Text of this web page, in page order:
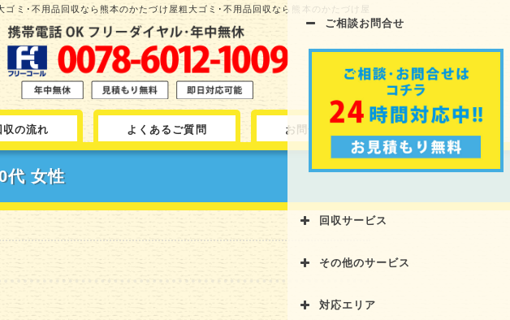
ミ･不用品回収なら熊本のかたづけ屋粗大ゴミ･不用品回収なら熊本のかたづけ屋
収の流れ よくあるご質問 お問合せ
代 女性
ご相談お問合せ
回収サービス
その他のサービス
対応エリア